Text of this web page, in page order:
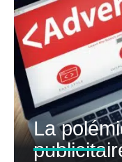
La